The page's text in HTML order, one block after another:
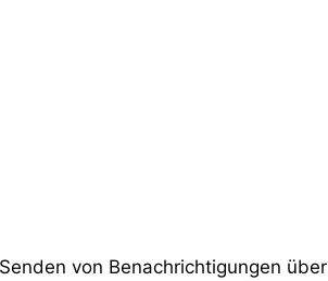
von Benachrichtigungen über